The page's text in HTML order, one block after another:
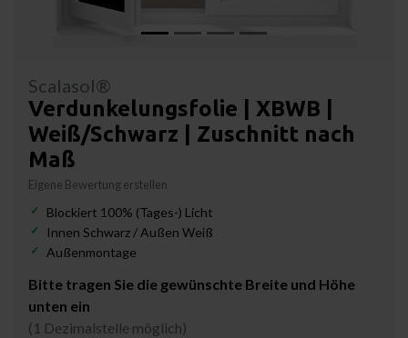
Scalasol®
Verdunkelungsfolie | XBWB |
Weiß/Schwarz | Zuschnitt nach
Maß
Eigene Bewertung erstellen
Blockiert 100% (Tages-) Licht
Innen Schwarz / Außen Weiß
Außenmontage
Bitte tragen Sie die gewünschte Breite und Höhe
unten ein
(1 Dezimalstelle möglich)